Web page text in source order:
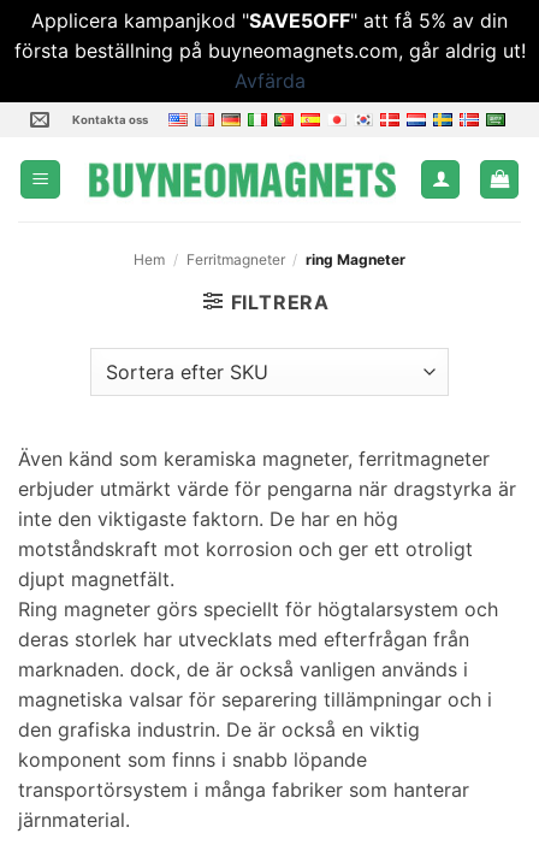
Applicera kampanjkod "SAVE5OFF" att få 5% av din
första beställning på buyneomagnets.com, går aldrig ut!
Avfärda
Hoppa
innehåll
Kontakta oss
Hem / Ferritmagneter / ring Magneter
FILTRERA
Även känd som keramiska magneter, ferritmagneter
erbjuder utmärkt värde för pengarna när dragstyrka är
inte den viktigaste faktorn. De har en hög
motståndskraft mot korrosion och ger ett otroligt
djupt magnetfält.
Ring magneter görs speciellt för högtalarsystem och
deras storlek har utvecklats med efterfrågan från
marknaden. dock, de är också vanligen används i
magnetiska valsar för separering tillämpningar och i
den grafiska industrin. De är också en viktig
komponent som finns i snabb löpande
transportörsystem i många fabriker som hanterar
järnmaterial.